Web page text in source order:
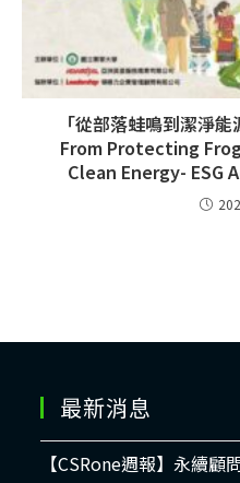
「從部落蛙鳴到潔淨
From Protecting
Clean Energy- ESG
最新消息
【CSRone週報】永續顧